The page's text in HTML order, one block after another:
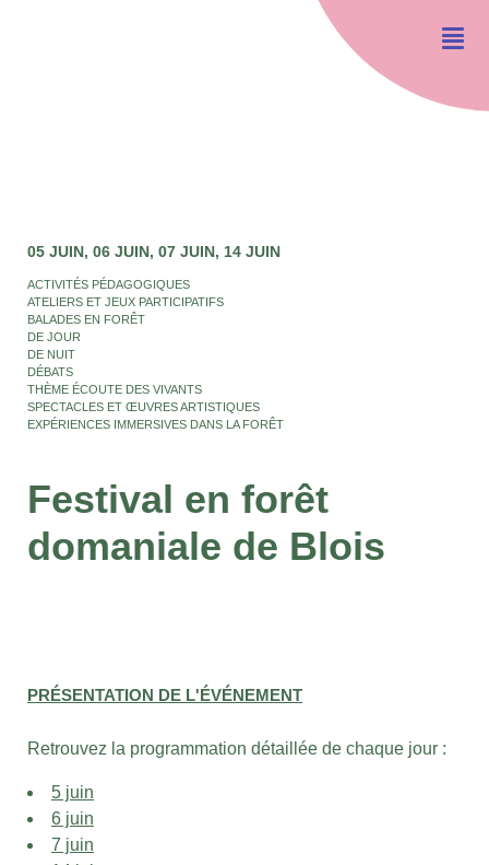
05 JUIN 06 JUIN 07 JUIN 14 JUIN
ACTIVITÉS PÉDAGOGIQUES
ATELIERS ET JEUX PARTICIPATIFS
BALADES EN FORÊT
DE JOUR
DE NUIT
DÉBATS
THÈME ÉCOUTE DES VIVANTS
SPECTACLES ET ŒUVRES ARTISTIQUES
EXPÉRIENCES IMMERSIVES DANS LA FORÊT
Festival en forêt
domaniale de Blois
PRÉSENTATION DE L'ÉVÉNEMENT
Retrouvez la programmation détaillée de chaque jour :
5 juin
6 juin
7 juin